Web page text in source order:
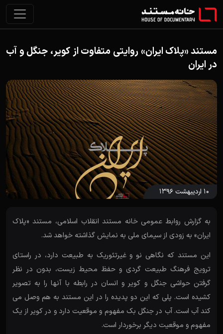
مستند «پلاک ایران» روایتی متفاوت از کویر، جنگل و آب
در ایران
۱۰ اردیبهشت ۱۳۹۶
به گزارش روابط عمومی خانه مستند انقلاب اسلامی، مستند «پلاک
ایران» به زودی از سیمای ملی به نمایش گذاشته خواهد شد.
این مستند که نگاهی نو و غیرتئوریک به طبیعت دارد، در راستای
ترویج فرهنگ طبیعت گردی و حفظ محیط زیست، بدون در نظر
گرفتن حواشی جنگل و کویر و انسان در رابطه با آنها را به تصویر
کشیده است. پلی که این دو پدیده را در این مستند به هم وصل می
کند آب است. آب در جنگل بک مفهوم و موقعیت دارد و در کویر از یک
مفهوم و موقعیت دیگر برخوردار است.